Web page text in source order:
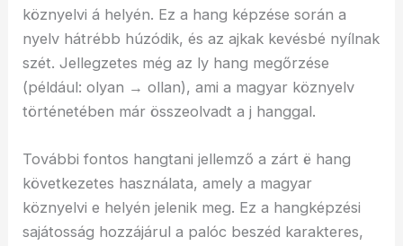
köznyelvi á helyén. Ez a hang képzése során a
nyelv hátrébb húzódik, és az ajkak kevésbé nyílnak
szét. Jellegzetes még az ly hang megőrzése
(például: olyan → ollan), ami a magyar köznyelv
történetében már összeolvadt a j hanggal.
További fontos hangtani jellemző a zárt ë hang
következetes használata, amely a magyar
köznyelvi e helyén jelenik meg. Ez a hangképzési
sajátosság hozzájárul a palóc beszéd karakteres,